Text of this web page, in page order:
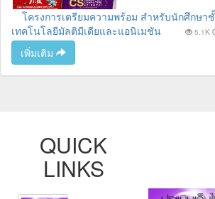
โครงการเตรียมความพร้อม สำหรับนักศึกษา
เทคโนโลยีมัลติมีเดียและแอนิเมชัน
5.1K
เพิ่มเติม
QUICK
LINKS